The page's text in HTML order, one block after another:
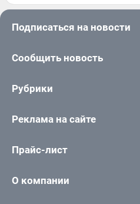
Подписаться на новости
Сообщить новость
Рубрики
Реклама на сайте
Прайс-лист
О компании